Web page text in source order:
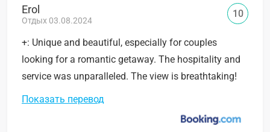
Erol
Отдых 03.08.2024
+: Unique and beautiful, especially for couples
looking for a romantic getaway. The hospitality and
service was unparalleled. The view is breathtaking!
Показать перевод
10